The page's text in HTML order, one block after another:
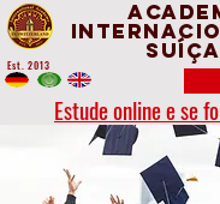
Suíça
Estude online e se
Est. 2013